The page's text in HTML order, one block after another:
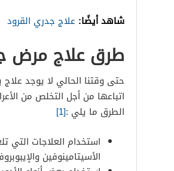
شاهد أيضًا: علاج جدري القرود
طرق علاج مرض
حتى وقتنا الحالي لا يوجد
اتباعها من أجل التخلص من
الطرق ما يلي :[1]
استخدام العلاجات التي
الأسيتامينوفين